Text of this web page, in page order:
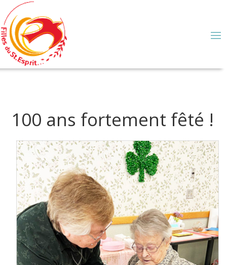
100 ans fortement fêté !